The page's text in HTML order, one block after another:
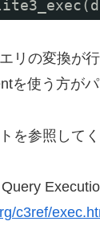
リの変換が
を使う方が
を参照してく
c3ref/